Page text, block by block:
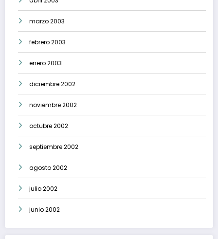
marzo 2003
febrero 2003
enero 2003
diciembre 2002
noviembre 2002
octubre 2002
septiembre 2002
agosto 2002
julio 2002
junio 2002